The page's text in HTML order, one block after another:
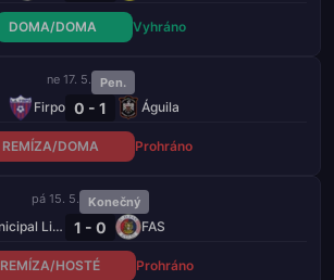
DOMA/DOMA Vyhráno
ne 17. 5. Pen.
Firpo 0 - 1 Águila
REMÍZA/DOMA Prohráno
pá 15. 5. Konečný
Municipal Limeño 1 - 0 FAS
REMÍZA/HOSTÉ Prohráno